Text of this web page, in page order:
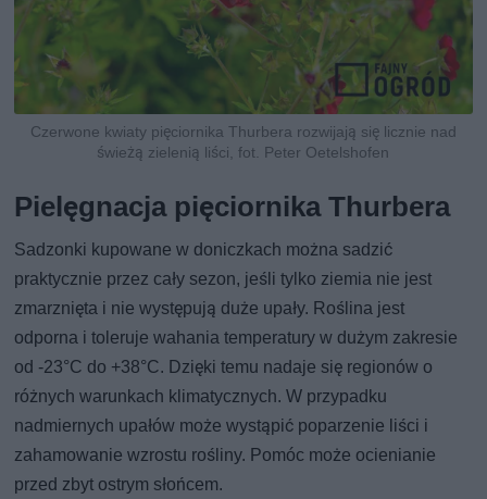
Czerwone kwiaty pięciornika Thurbera rozwijają się licznie nad
świeżą zielenią liści, fot. Peter Oetelshofen
Pielęgnacja pięciornika Thurbera
Sadzonki kupowane w doniczkach można sadzić
praktycznie przez cały sezon, jeśli tylko ziemia nie jest
zmarznięta i nie występują duże upały. Roślina jest
odporna i toleruje wahania temperatury w dużym zakresie
od -23°C do +38°C. Dzięki temu nadaje się regionów o
różnych warunkach klimatycznych. W przypadku
nadmiernych upałów może wystąpić poparzenie liści i
zahamowanie wzrostu rośliny. Pomóc może ocienianie
przed zbyt ostrym słońcem.